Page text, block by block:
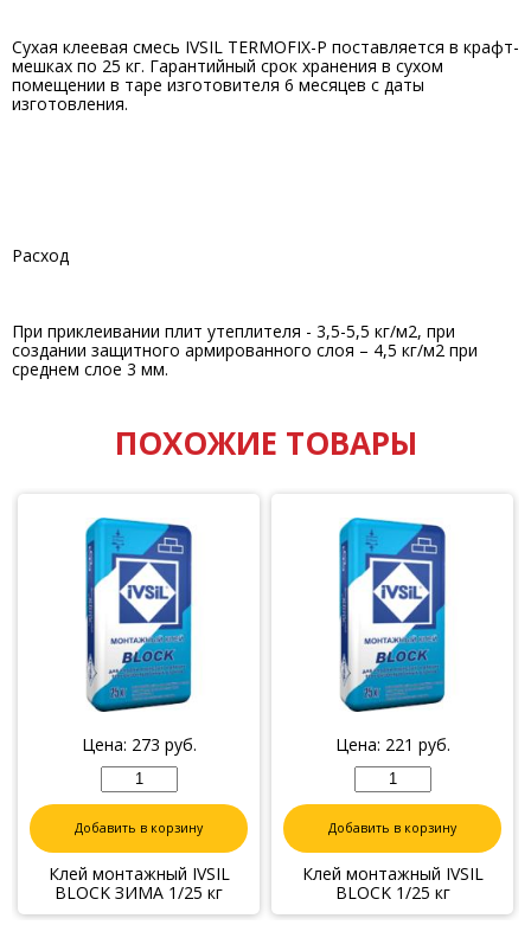
Сухая клеевая смесь IVSIL TERMOFIX-P поставляется в крафт-
мешках по 25 кг. Гарантийный срок хранения в сухом
помещении в таре изготовителя 6 месяцев с даты
изготовления.
Расход
При приклеивании плит утеплителя - 3,5-5,5 кг/м2, при
создании защитного армированного слоя – 4,5 кг/м2 при
среднем слое 3 мм.
ПОХОЖИЕ ТОВАРЫ
Цена: 273 руб.
Добавить в корзину
Клей монтажный IVSIL
BLOCK ЗИМА 1/25 кг
Цена: 221 руб.
Добавить в корзину
Клей монтажный IVSIL
BLOCK 1/25 кг